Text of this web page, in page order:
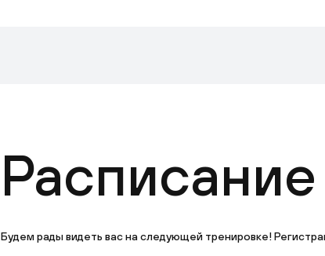
Расписание
Будем рады видеть вас на следующей тренировке!